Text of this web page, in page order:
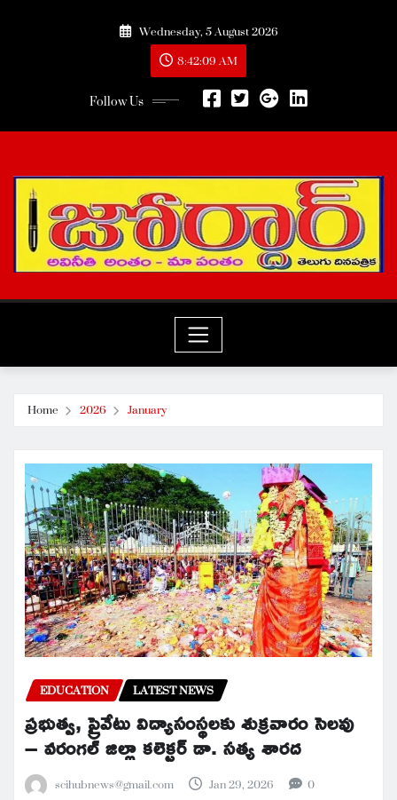
Wednesday, 5 August 2026
8:42:10 AM
Follow Us
Home 2026 January
EDUCATION LATEST NEWS
ప్రభుత్వ, ప్రైవేటు విద్యాసంస్థలకు శుక్రవారం సెలవు
– వరంగల్ జిల్లా కలెక్టర్ డా. సత్య శారద
scihubnews@gmail.com Jan 29, 2026 0